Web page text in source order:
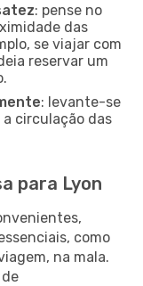
: pense no
das
se viajar com
reservar um
: levante-se
circulação das
para Lyon
como
na mala.